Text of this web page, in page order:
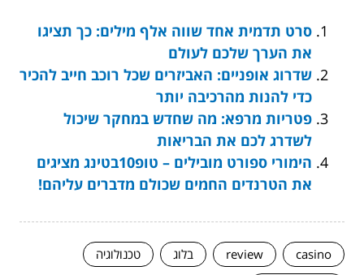
סרט תדמית אחד שווה אלף מילים: כך תציגו
את הערך שלכם לעולם
שדרוג אופניים: האביזרים שכל רוכב חייב להכיר
כדי להנות מהרכיבה יותר
פטריות מרפא: מה שחדש במחקר שיכול
לשדרג לכם את הבריאות
הימורי ספורט מובילים – טופ10בטינג מציגים
את הטרנדים החמים שכולם מדברים עליהם!
casino
review בלוג
טכנולוגיה